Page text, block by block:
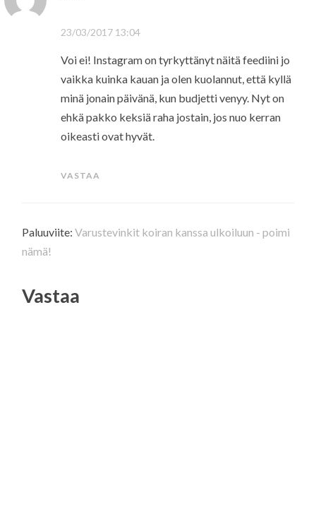
23/03/2017 13:04
Voi ei! Instagram on tyrkyttänyt näitä feediini jo
vaikka kuinka kauan ja olen kuolannut, että kyllä
minä jonain päivänä, kun budjetti venyy. Nyt on
ehkä pakko keksiä raha jostain, jos nuo kerran
oikeasti ovat hyvät.
VASTAA
Paluuviite:Varustevinkit koiran kanssa ulkoiluun - poimi
nämä!
Vastaa